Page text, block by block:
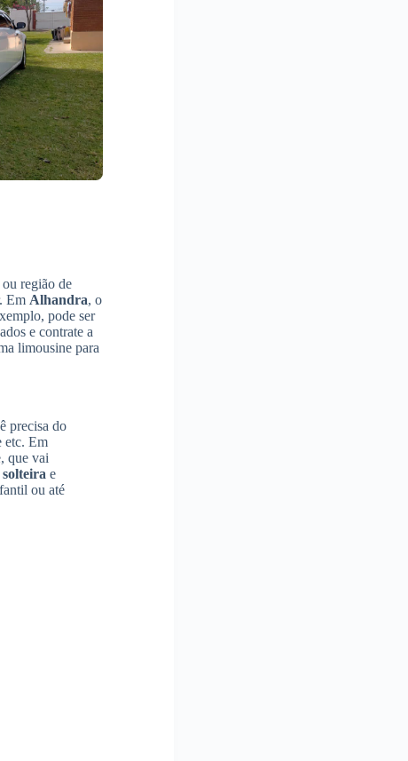
região de
Em Alhandra, o
pode ser
e contrate a
limousine para
precisa do
etc. Em
que vai
e
ou até